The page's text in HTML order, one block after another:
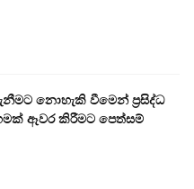
නොහැකි වීමෙන් ප්‍රසිද්ධ
ඈවර කිරීමට පෙත්සම්